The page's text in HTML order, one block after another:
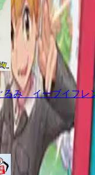
み イーブイフレ